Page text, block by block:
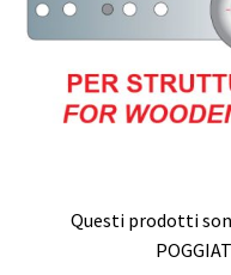
Questi prodotti